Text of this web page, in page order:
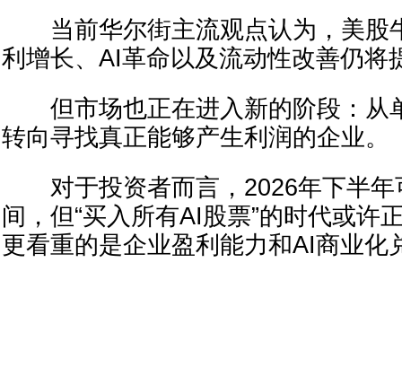
当前华尔街主流观点认为，美股
利增长、AI革命以及流动性改善仍将
但市场也正在进入新的阶段：从
转向寻找真正能够产生利润的企业。
对于投资者而言，2026年下半年
间，但“买入所有AI股票”的时代或许
更看重的是企业盈利能力和AI商业化